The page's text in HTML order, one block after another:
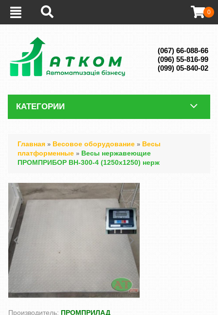
(067) 66-088-66
(096) 55-816-99
(099) 05-840-02
0
КАТЕГОРИИ
Главная » Весовое оборудование » Весы
платформенные » Весы нержавеющие
ПРОМПРИБОР ВН-300-4 (1250х1250) нерж
Производитель: ПРОМПРИЛАД